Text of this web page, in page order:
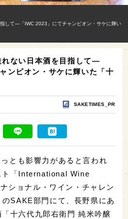
して—「IWC 2023」にてチャンピオン・サケに輝い
れない日本酒を目指して—
ンピオン・サケに輝いた「十
SAKETIMES_PR
とも影響力があると言われ
ト「International Wine
ショナル・ワイン・チャレン
SAKE部門にて、長野県にあ
「十六代九郎右衛門 純米吟醸